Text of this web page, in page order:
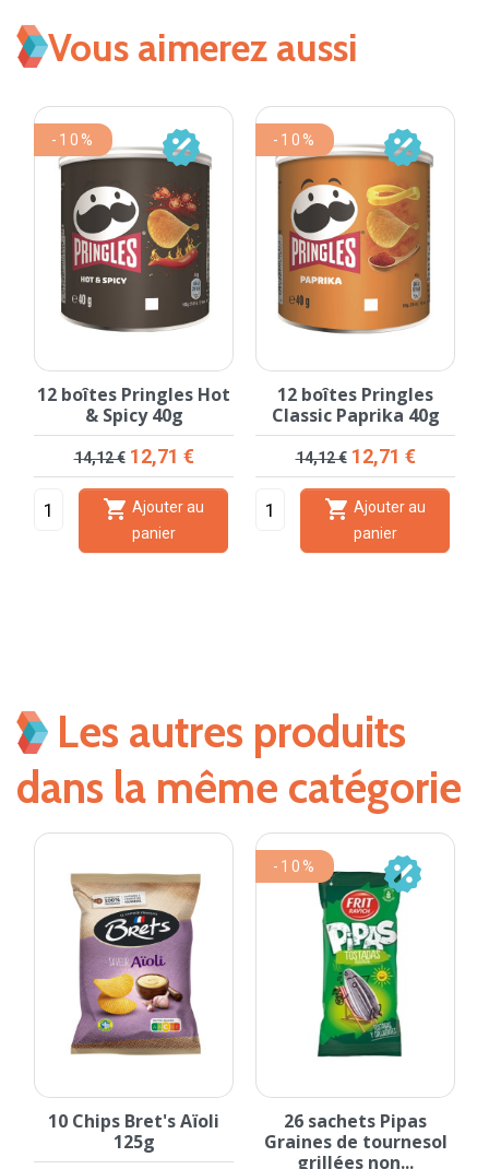
Vous aimerez aussi
12 boîtes Pringles Hot
& Spicy 40g
Prix de base
14,12 € Prix
12,71 €
 Ajouter au
panier
-10%
12 boîtes Pringles
Classic Paprika 40g
Prix de base
14,12 € Prix
12,71 €
 Ajouter au
panier
-10%
Les autres produits
dans la même catégorie
10 Chips Bret's Aïoli
125g
26 sachets Pipas
Graines de tournesol
grillées non...
-10%